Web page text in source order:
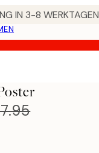
IN 3-8 WERKTAGEN